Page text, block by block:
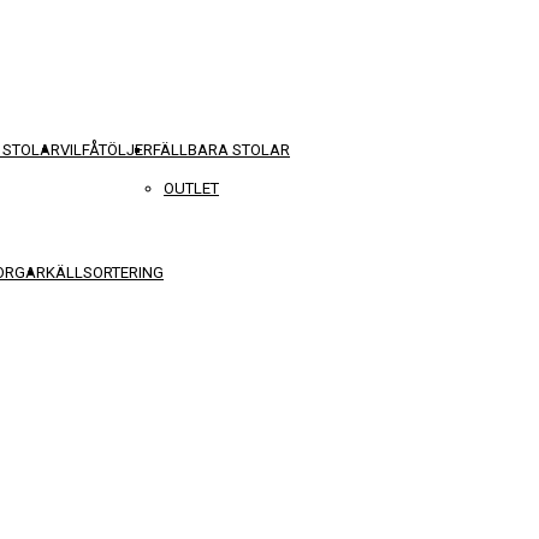
VILFÅTÖLJERFÄLLBARA STOLAR
KÄLLSORTERING
OUTLET